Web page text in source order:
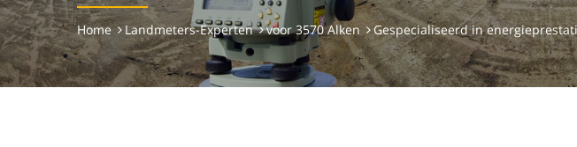
Home Landmeters-Experten voor 3570 Alken Gespecialiseerd in